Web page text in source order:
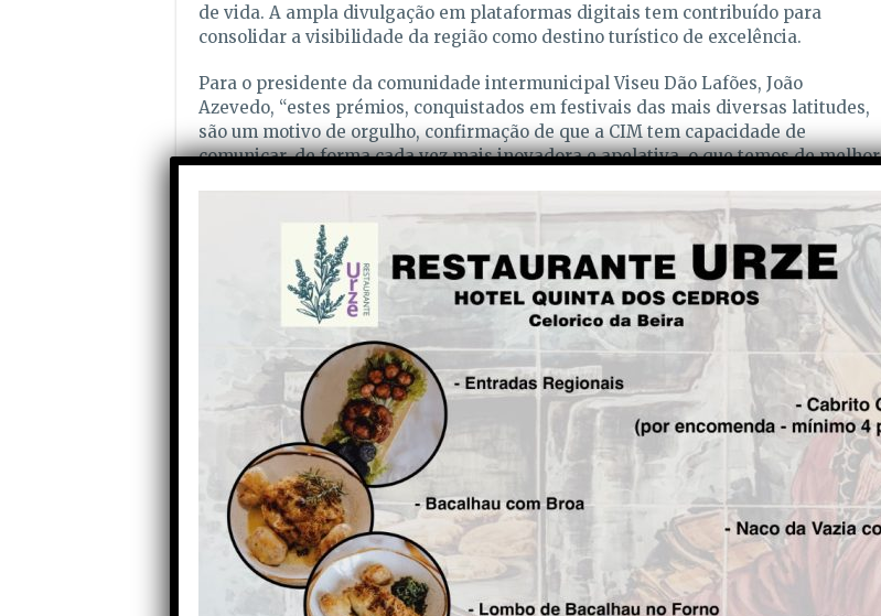
de vida. A ampla divulgação em plataformas digitais tem contribuído para
consolidar a visibilidade da região como destino turístico de excelência.
Para o presidente da comunidade intermunicipal Viseu Dão Lafões, João
Azevedo, “estes prémios, conquistados em festivais das mais diversas latitudes,
são um motivo de orgulho, confirmação de que a CIM tem capacidade de
comunicar, de forma cada vez mais inovadora e apelativa, o que temos de melhor
usufruir de experiências diversificadas e de qualidade muito elevada”.
O secretário executivo da comunidade intermunicipal Viseu Dão Lafões, Nuno
Martinho, afirma que “estas distinções, alcançadas em festivais internacionais,
reforçam o reconhecimento da excelência do trabalho da CIM e demonstram que
a nossa estratégia de promoção está a atingir, com sucesso, públicos cada vez
mais amplos e exigentes, evidência de que Viseu Dão Lafões se está a afirmar,
com passos firmes e seguros, como um destino de eleição dentro e fora de
É Onde Apetece Estar
Partilhe com os seus amigos nas redes sociais!
Anterior
O Instituto Português do Mar
CP vai distribuir 10 mil